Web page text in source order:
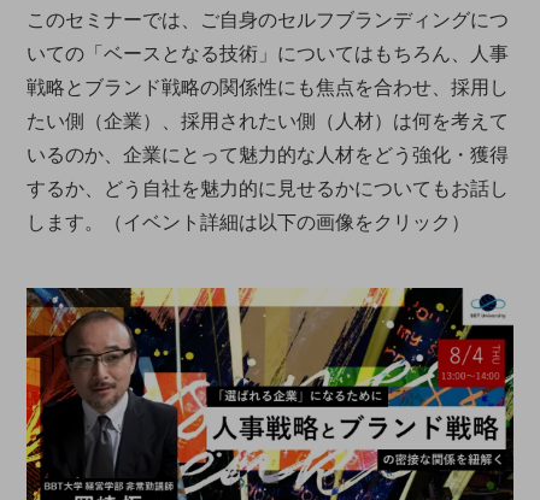
このセミナーでは、ご自身のセルフブランディングにつ
いての「ベースとなる技術」についてはもちろん、人事
戦略とブランド戦略の関係性にも焦点を合わせ、採用し
たい側（企業）、採用されたい側（人材）は何を考えて
いるのか、企業にとって魅力的な人材をどう強化・獲得
するか、どう自社を魅力的に見せるかについてもお話し
します。（イベント詳細は以下の画像をクリック）